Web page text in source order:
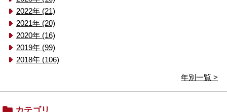
2022年 (21)
2021年 (20)
2020年 (16)
2019年 (99)
2018年 (106)
年別一覧 >
カテゴリ